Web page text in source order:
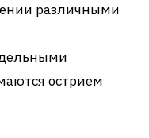
различными
острием